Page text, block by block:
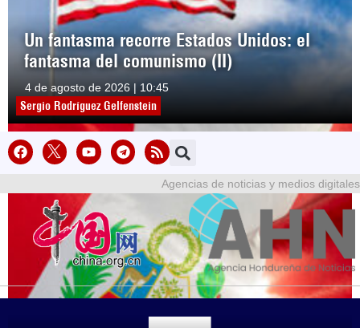
Un fantasma recorre Estados Unidos: el
fantasma del comunismo (II)
4 de agosto de 2026 | 10:45
Sergio Rodríguez Gelfenstein
Agencias de noticias y medios digitales